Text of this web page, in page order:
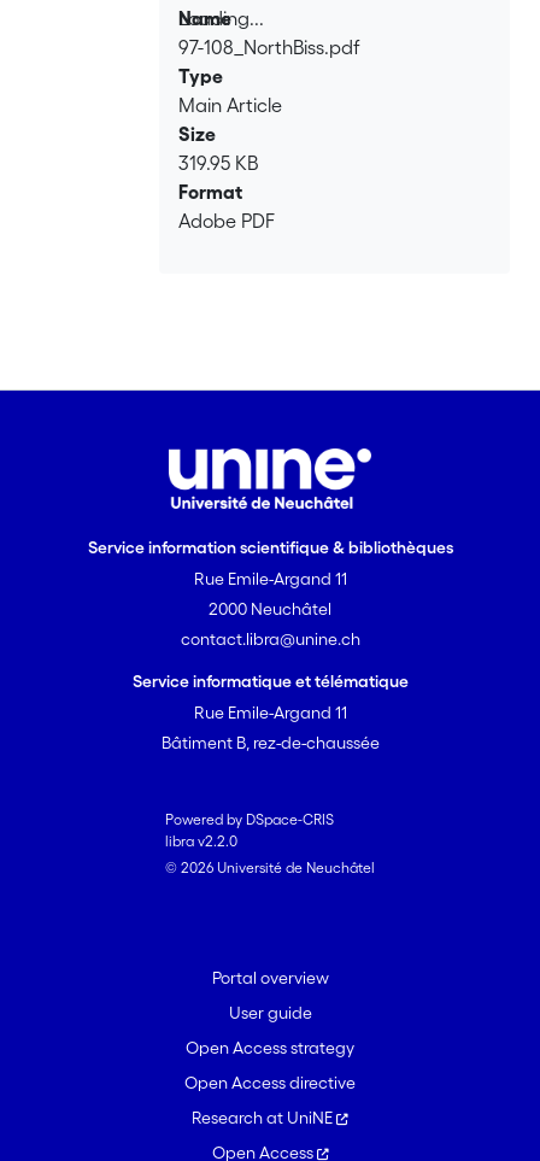
Loading...
Loading...
Name
97-108_NorthBiss.pdf
Type
Main Article
Size
319.95 KB
Format
Adobe PDF
Service information scientifique & bibliothèques
Rue Emile-Argand 11
2000 Neuchâtel
contact.libra@unine.ch
Service informatique et télématique
Rue Emile-Argand 11
Bâtiment B, rez-de-chaussée
Powered by DSpace-CRIS
libra v2.2.0
© 2026 Université de Neuchâtel
Portal overview
User guide
Open Access strategy
Open Access directive
Research at UniNE
Open Access